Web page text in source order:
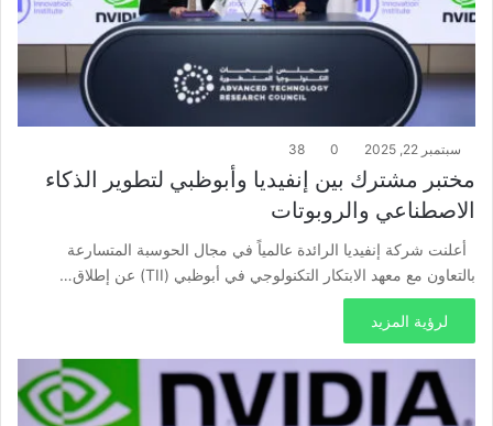
سبتمبر 22, 2025 0
38
مختبر مشترك بين إنفيديا وأبوظبي لتطوير الذكاء
الاصطناعي والروبوتات
أعلنت شركة إنفيديا الرائدة عالمياً في مجال الحوسبة المتسارعة
بالتعاون مع معهد الابتكار التكنولوجي في أبوظبي (TII) عن إطلاق…
لرؤية المزيد